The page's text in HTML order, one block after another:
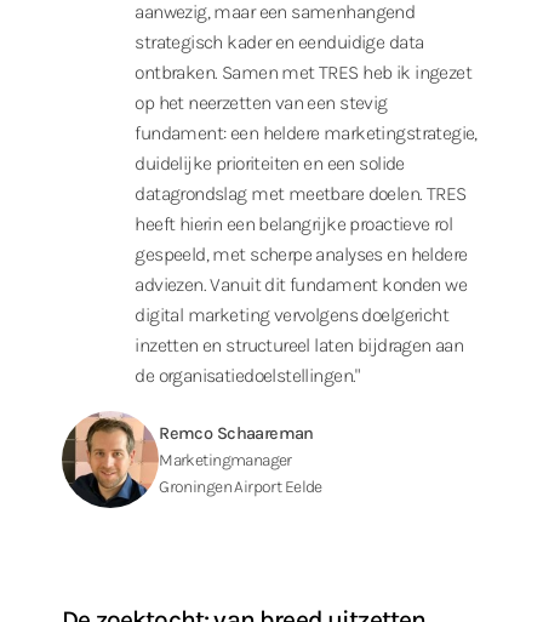
aanwezig, maar een samenhangend
strategisch kader en eenduidige data
ontbraken. Samen met TRES heb ik ingezet
op het neerzetten van een stevig
fundament: een heldere marketingstrategie,
duidelijke prioriteiten en een solide
datagrondslag met meetbare doelen. TRES
heeft hierin een belangrijke proactieve rol
gespeeld, met scherpe analyses en heldere
adviezen. Vanuit dit fundament konden we
digital marketing vervolgens doelgericht
inzetten en structureel laten bijdragen aan
de organisatiedoelstellingen."
Remco Schaareman
Marketingmanager
Groningen Airport Eelde